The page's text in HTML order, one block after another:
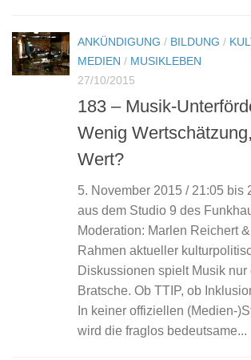
ANKÜNDIGUNG / BILDUNG /
MEDIEN / MUSIKLEBEN
27/10/2015
183 – Musik-
Wenig
Wert?
5. November 2015 / 21:05 bis
aus dem Studio 9 des
Moderation: Marlen Reichert
Rahmen aktueller
Diskussionen spielt Musik nur
Bratsche. Ob TTIP, ob
In keiner offiziellen (Medien-
wird die fraglos bedeutsame...